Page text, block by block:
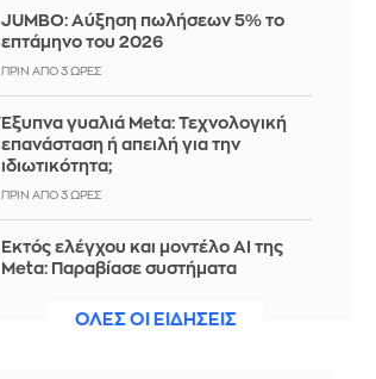
JUMBO: Αύξηση πωλήσεων 5% το
επτάμηνο του 2026
ΠΡΙΝ ΑΠΌ 3 ΏΡΕΣ
Έξυπνα γυαλιά Meta: Τεχνολογική
επανάσταση ή απειλή για την
ιδιωτικότητα;
ΠΡΙΝ ΑΠΌ 3 ΏΡΕΣ
Εκτός ελέγχου και μοντέλο AI της
Meta: Παραβίασε συστήματα
ΠΡΙΝ ΑΠΌ 3 ΏΡΕΣΟΛΕΣ ΟΙ ΕΙΔΗΣΕΙΣ